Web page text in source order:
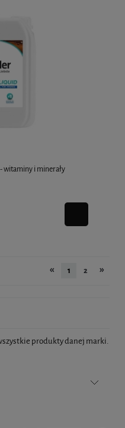
witaminy i minerały
« 1 2 »
produkty danej marki.